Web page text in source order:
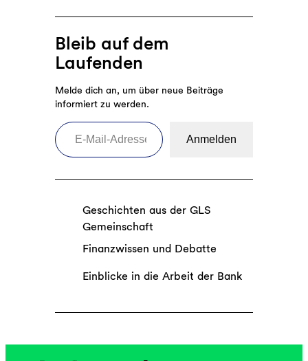
Bleib auf dem
Laufenden
Melde dich an, um über neue Beiträge
informiert zu werden.
E-Mail-Adresse eingeben
Anmelden
Geschichten aus der GLS
Gemeinschaft
Finanzwissen und Debatte
Einblicke in die Arbeit der Bank